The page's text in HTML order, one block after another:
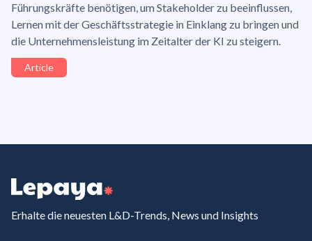
Führungskräfte benötigen, um Stakeholder zu beeinflussen,
Lernen mit der Geschäftsstrategie in Einklang zu bringen und
die Unternehmensleistung im Zeitalter der KI zu steigern.
Article
Erhalte die neuesten L&D-Trends, News und Insights